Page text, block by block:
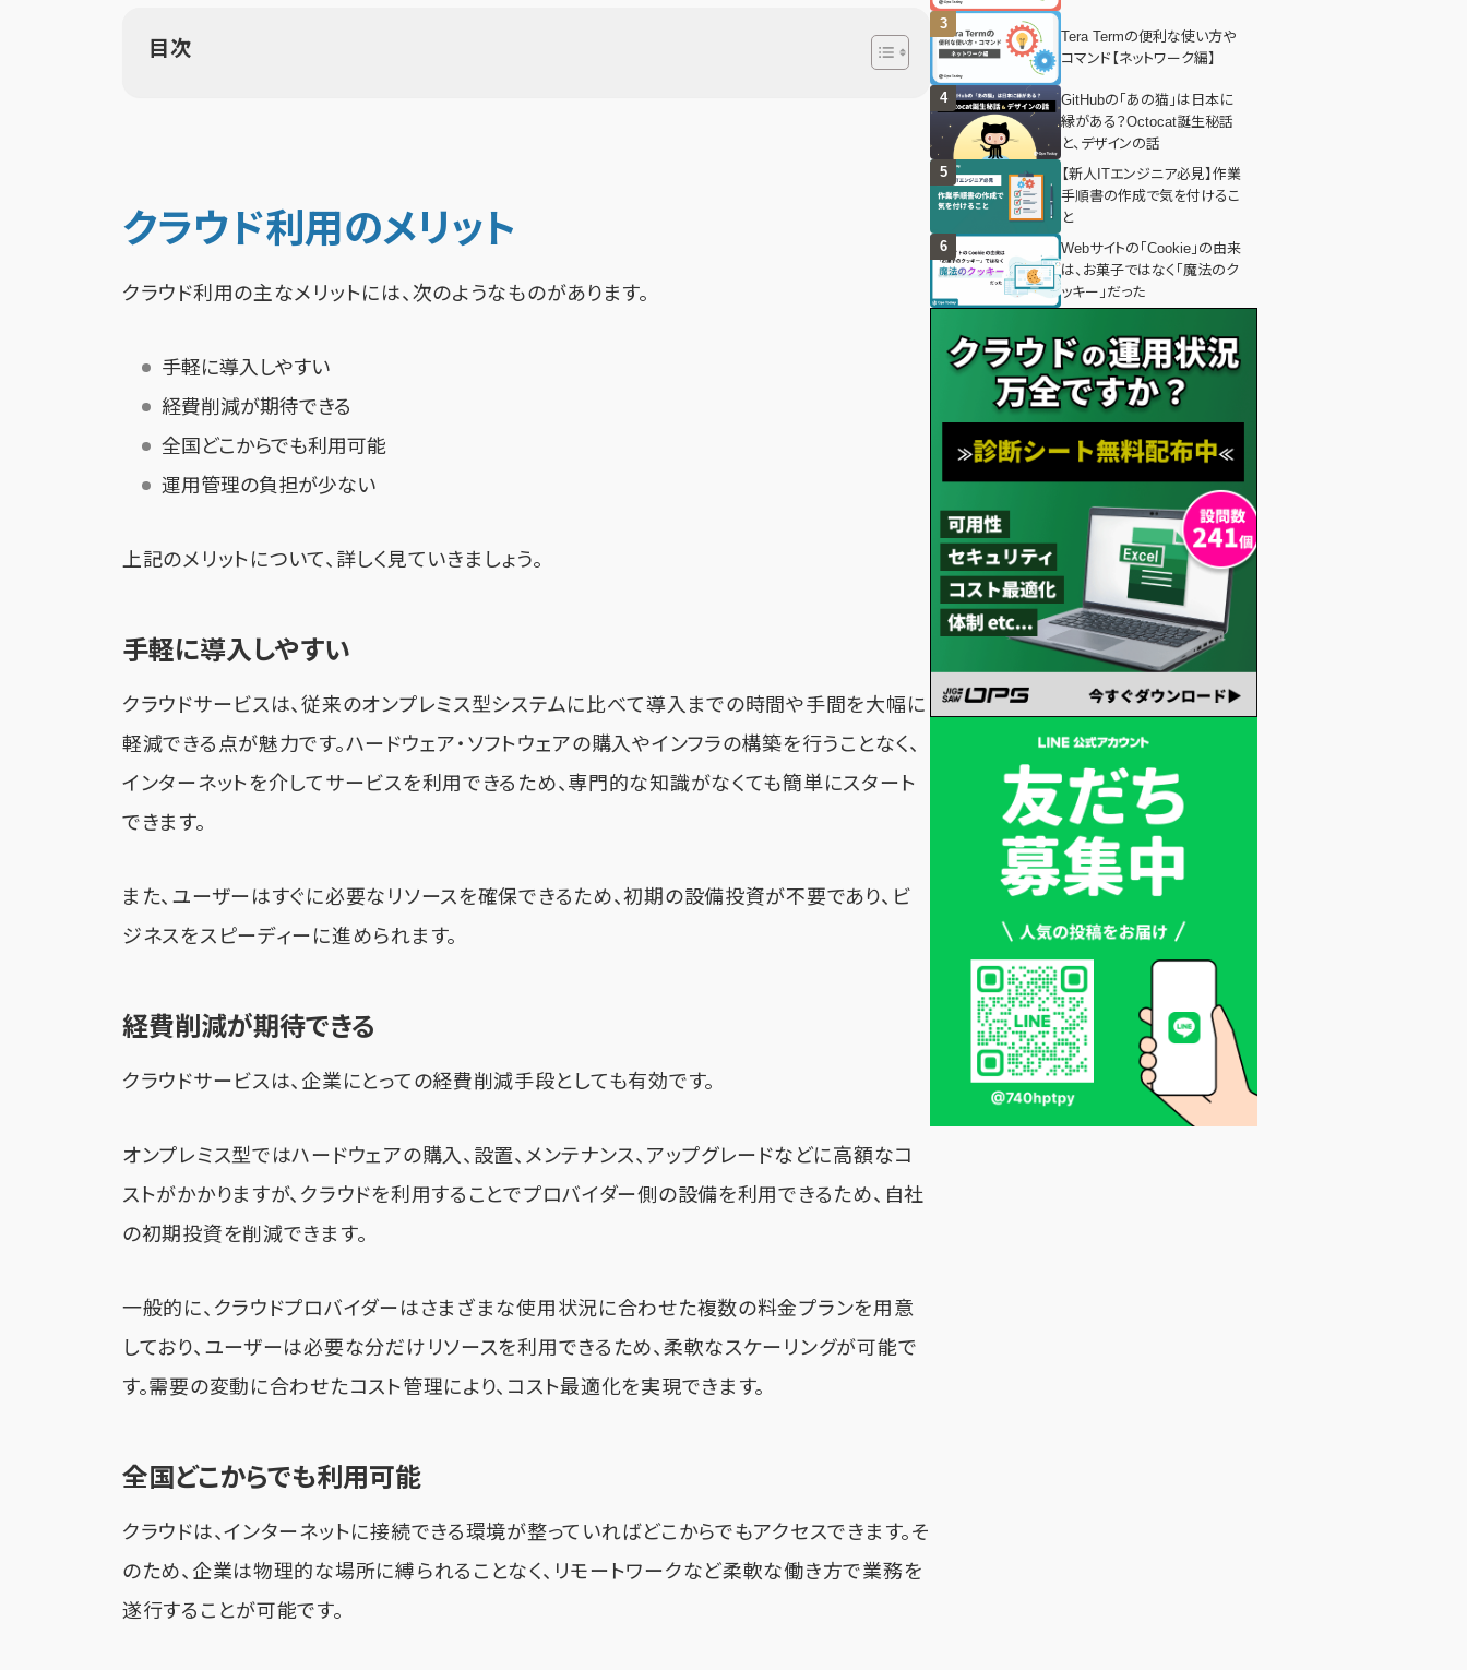
目次
クラウド利用のメリット
クラウド利用の主なメリットには、次のようなものがあります。
手軽に導入しやすい
経費削減が期待できる
全国どこからでも利用可能
運用管理の負担が少ない
上記のメリットについて、詳しく見ていきましょう。
手軽に導入しやすい
クラウドサービスは、従来のオンプレミス型システムに比べて導入までの時間や手間を大幅に
軽減できる点が魅力です。ハードウェア・ソフトウェアの購入やインフラの構築を行うことなく、
インターネットを介してサービスを利用できるため、専門的な知識がなくても簡単にスタート
できます。
また、ユーザーはすぐに必要なリソースを確保できるため、初期の設備投資が不要であり、ビ
ジネスをスピーディーに進められます。
経費削減が期待できる
クラウドサービスは、企業にとっての経費削減手段としても有効です。
オンプレミス型ではハードウェアの購入、設置、メンテナンス、アップグレードなどに高額なコ
ストがかかりますが、クラウドを利用することでプロバイダー側の設備を利用できるため、自社
の初期投資を削減できます。
一般的に、クラウドプロバイダーはさまざまな使用状況に合わせた複数の料金プランを用意
しており、ユーザーは必要な分だけリソースを利用できるため、柔軟なスケーリングが可能で
す。需要の変動に合わせたコスト管理により、コスト最適化を実現できます。
全国どこからでも利用可能
クラウドは、インターネットに接続できる環境が整っていればどこからでもアクセスできます。そ
のため、企業は物理的な場所に縛られることなく、リモートワークなど柔軟な働き方で業務を
遂行することが可能です。
Tera Termの便利な使い方や
コマンド【ネットワーク編】
GitHubの「あの猫」は日本に
縁がある？Octocat誕生秘話
と、デザインの話
【新人ITエンジニア必見】作業
手順書の作成で気を付けるこ
と
Webサイトの「Cookie」の由来
は、お菓子ではなく「魔法のク
ッキー」だった